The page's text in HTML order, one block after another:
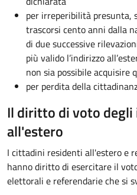
per irreperibilità presunta,
trascorsi cento anni dalla
di due successive
più valido l’indirizzo
non sia possibile acquisire
per perdita della
Il diritto di voto
all'estero
I cittadini residenti all'estero e
hanno diritto di esercitare il
elettorali e referendarie che si